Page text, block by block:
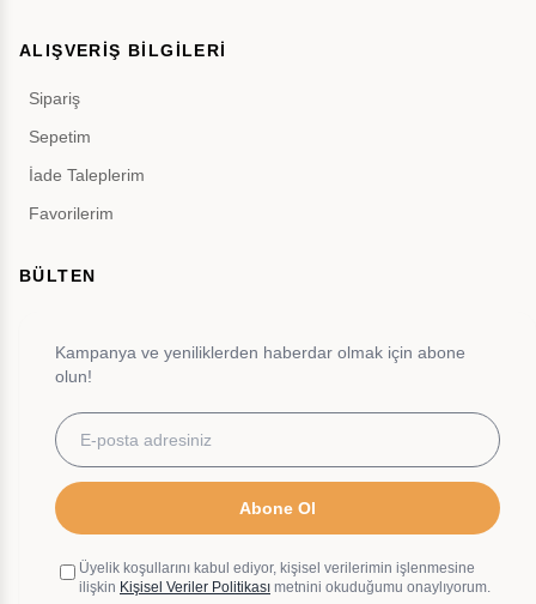
ALIŞVERİŞ BİLGİLERİ
Sipariş
Sepetim
İade Taleplerim
Favorilerim
BÜLTEN
Kampanya ve yeniliklerden haberdar olmak için abone
olun!
Abone Ol
Üyelik koşullarını kabul ediyor, kişisel verilerimin işlenmesine
ilişkin Kişisel Veriler Politikası metnini okuduğumu onaylıyorum.